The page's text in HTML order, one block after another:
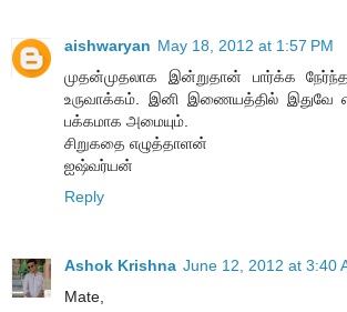
aishwaryan May 18, 2012 at 1:57 PM
முதன்முதலாக இன்றுதான் பார்க்க
உருவாக்கம். இனி இணையத்தில் இதுவே
பக்கமாக அமையும்.
சிறுகதை எழுத்தாளன்
ஐஷ்வர்யன்
Reply
Ashok Krishna June 12, 2012 at 3:40
Mate,